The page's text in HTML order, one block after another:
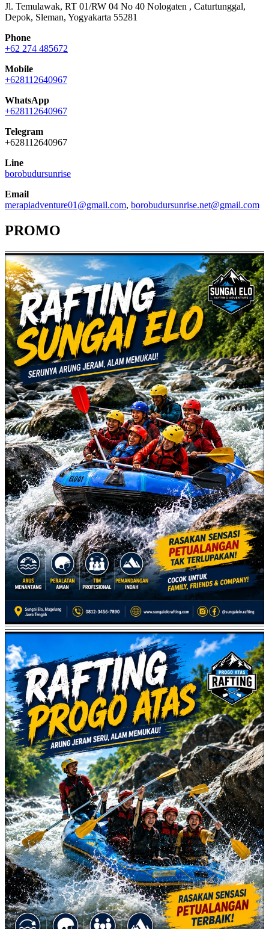
Jl. Temulawak, RT 01/RW 04 No 40 Nologaten , Caturtunggal,
Depok, Sleman, Yogyakarta 55281
Phone
+62 274 485672
Mobile
+628112640967
WhatsApp
+628112640967
Telegram
+628112640967
Line
borobudursunrise
Email
merapiadventure01@gmail.com, borobudursunrise.net@gmail.com
PROMO